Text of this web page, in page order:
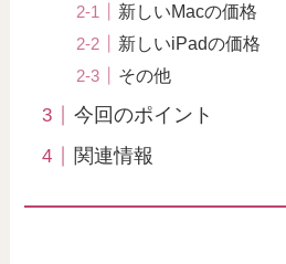
新しいMacの価格
新しいiPadの価格
その他
今回のポイント
関連情報